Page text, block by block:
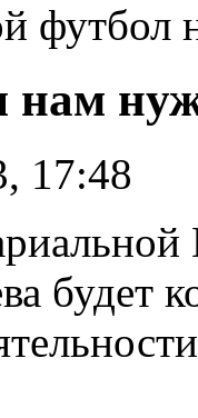
футбол
нам
17:48
будет